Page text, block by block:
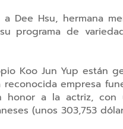
Dee Hsu, hermana
programa de
Koo Jun Yup están
empresa
a la actriz, con
(unos 303,753